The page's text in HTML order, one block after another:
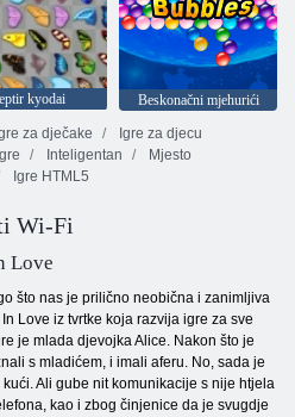
kyodai
Beskonačni mjehurići
za dječake
Igre za djecu
Inteligentan
Mjesto
Igre HTML5
Wi-Fi
Love
što nas je prilično neobična i zanimljiva
Love iz tvrtke koja razvija igre za sve
je mlada djevojka Alice. Nakon što je
s mladićem, i imali aferu. No, sada je
Ali gube nit komunikacije s nije htjela
kao i zbog činjenice da je svugdje